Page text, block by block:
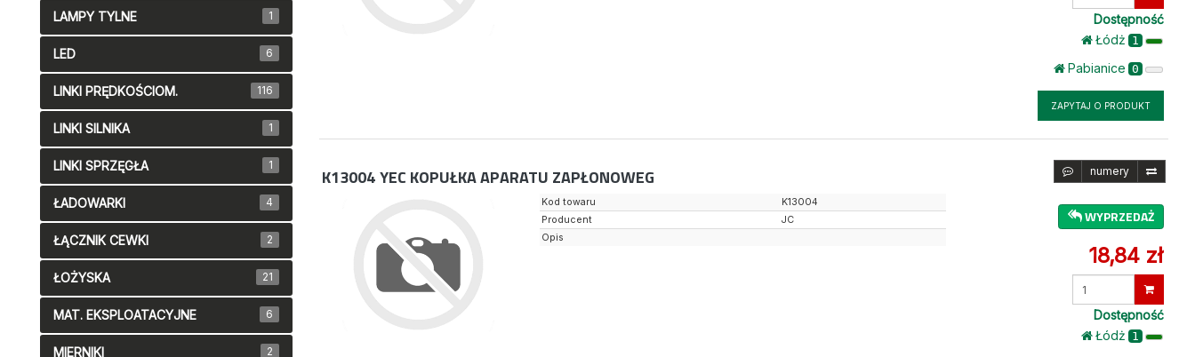
Dostępność
Łódż 1
Pabianice 0
ZAPYTAJ O PRODUKT
K13004 YEC KOPUŁKA APARATU ZAPŁONOWEG numery
WYPRZEDAŻ
18,84 zł
Dostępność
Łódż 1
Kod towaru
K13004
Producent
JC
Opis
LAMPY TYLNE 1
LED 6
LINKI PRĘDKOŚCIOM. 116
LINKI SILNIKA 1
LINKI SPRZĘGŁA 1
ŁADOWARKI 4
ŁĄCZNIK CEWKI 2
ŁOŻYSKA 21
MAT. EKSPLOATACYJNE 6
MIERNIKI 2